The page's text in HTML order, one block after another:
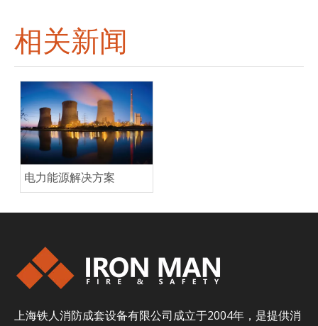
相关新闻
电力能源解决方案
上海铁人消防成套设备有限公司成立于2004年，是提供消